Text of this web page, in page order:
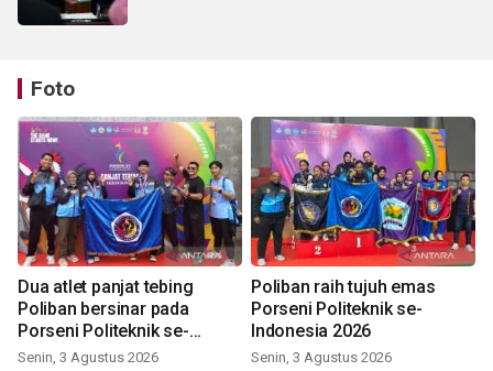
Foto
Dua atlet panjat tebing
Poliban bersinar pada
Porseni Politeknik se-
Indonesia 2026
Senin, 3 Agustus 2026
Poliban raih tujuh emas
Porseni Politeknik se-
Indonesia 2026
Senin, 3 Agustus 2026